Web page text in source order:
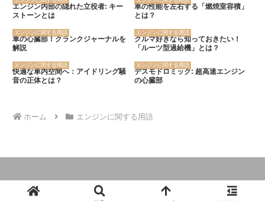
エンジン内部の隠れた立役者: キー
ストーンとは
車の性能を左右する「燃焼室容積」
とは？
エンジンに関する用語
車の心臓部！クランクジャーナルを
解説
エンジンに関する用語
クルマ好きなら知っておきたい！
「ルーツ型過給機」とは？
エンジンに関する用語
快適な車内空間へ：アイドリング騒
音の正体とは？
エンジンに関する用語
デスモドロミック: 超高速エンジン
の心臓部
ホーム エンジンに関する用語
© 2024 クルマの大辞典.